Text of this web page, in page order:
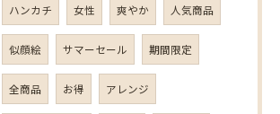
ハンカチ 女性 爽やか 人気商品
似顔絵 サマーセール 期間限定
全商品 お得 アレンジ